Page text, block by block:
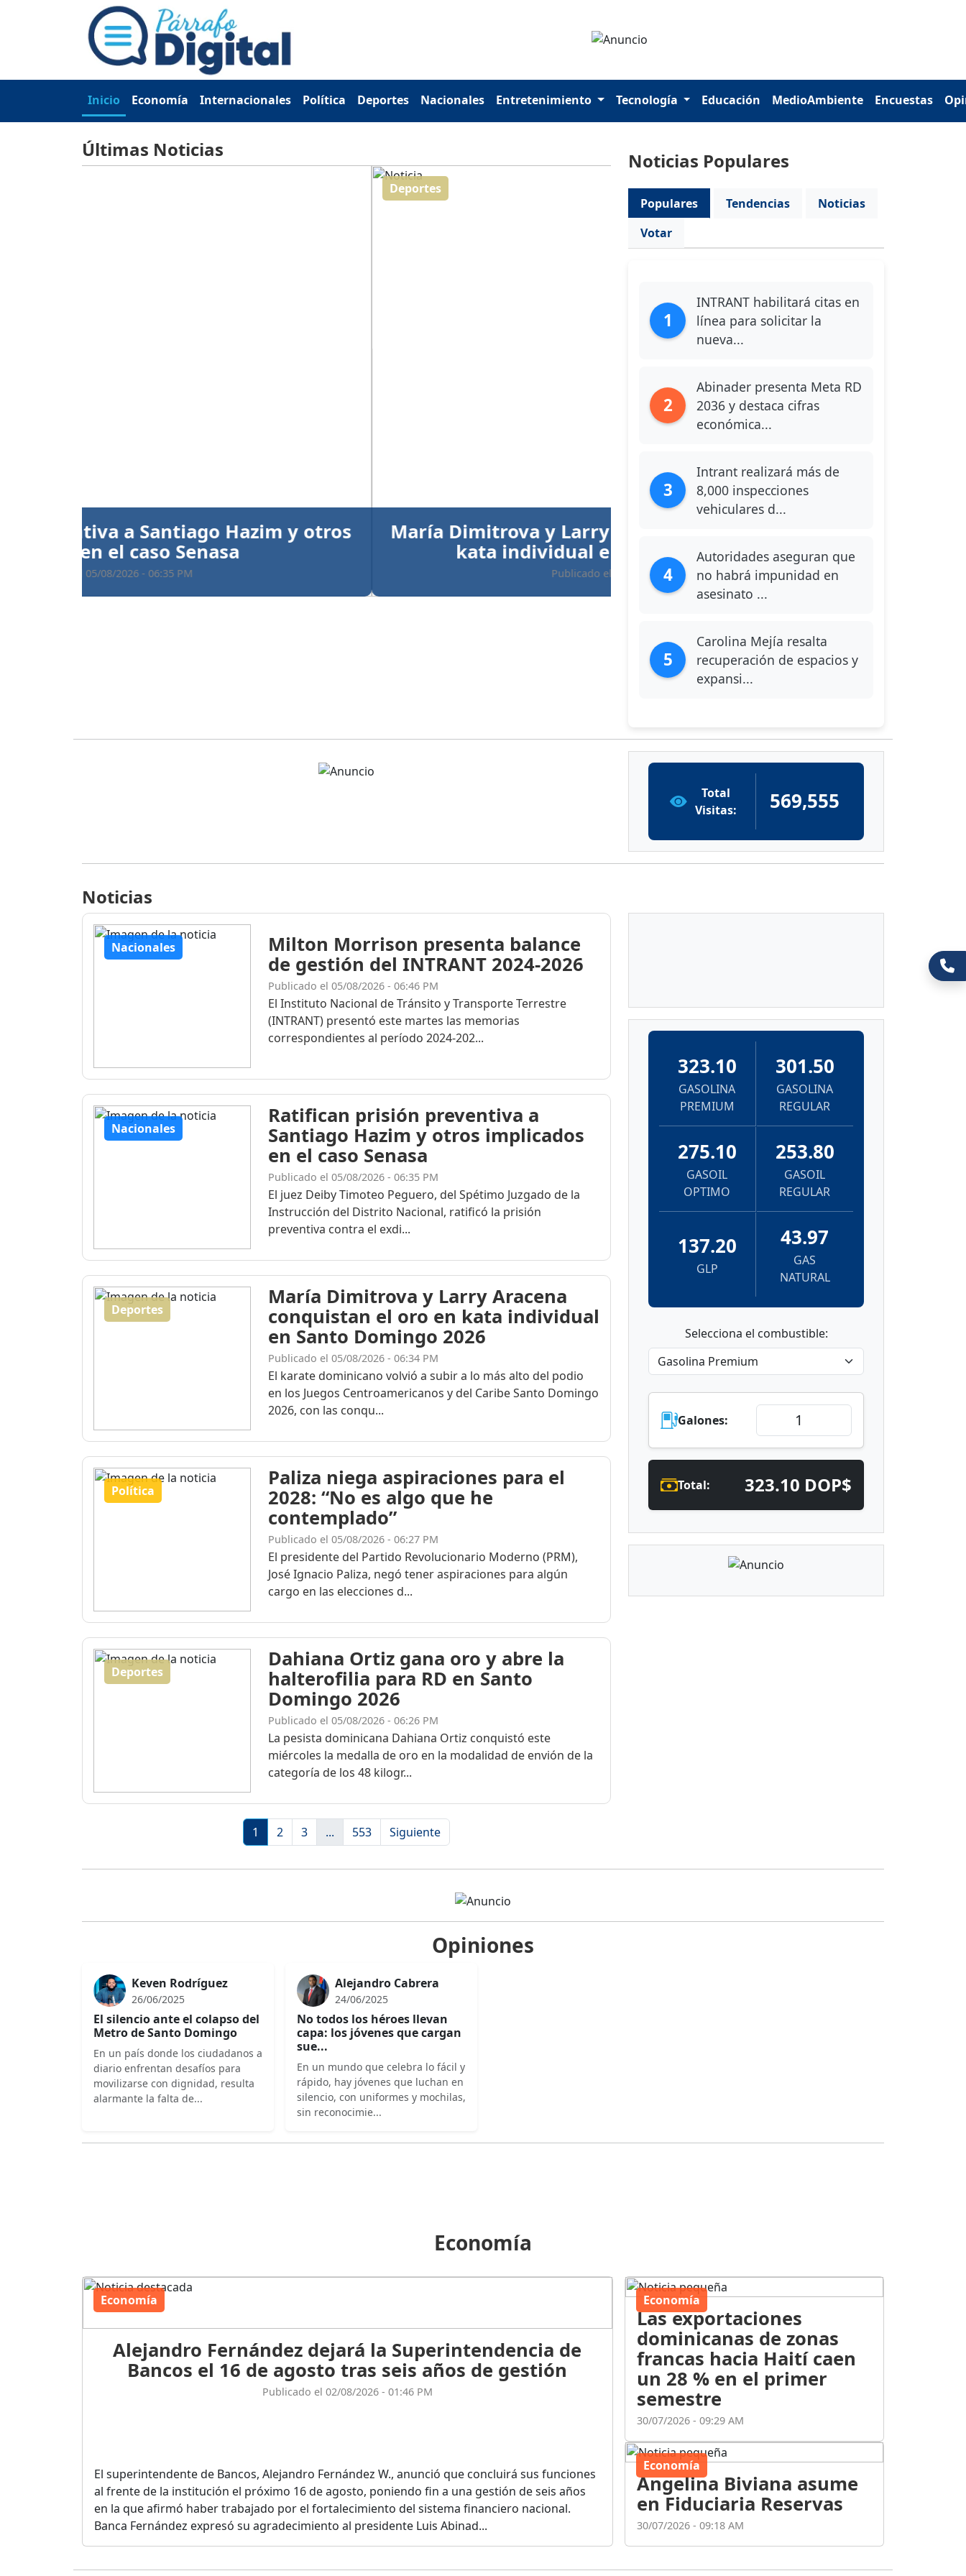
Inicio Economía Internacionales Política Deportes Nacionales Entretenimiento Tecnología Educación MedioAmbiente Encuestas
Últimas Noticias
María Dimitrova y Larry Aracena conquistan el oro en
kata individual en Santo Domingo 2026
Noticias Populares
Populares Tendencias
Noticias
Votar
1
INTRANT habilitará citas en
línea para solicitar la
nueva...
2
Abinader presenta Meta RD
2036 y destaca cifras
económica...
3
Intrant realizará más de
8,000 inspecciones
vehiculares d...
4
Autoridades aseguran que
no habrá impunidad en
asesinato ...
5
Carolina Mejía resalta
recuperación de espacios y
expansi...
Total
Visitas:
569,555
Noticias
Nacionales
Milton Morrison presenta balance
de gestión del INTRANT 2024-2026
Publicado el 05/08/2026 - 06:46 PM
El Instituto Nacional de Tránsito y Transporte Terrestre
(INTRANT) presentó este martes las memorias
correspondientes al período 2024-202...
Nacionales
Ratifican prisión preventiva a
Santiago Hazim y otros implicados
en el caso Senasa
Publicado el 05/08/2026 - 06:35 PM
El juez Deiby Timoteo Peguero, del Spétimo Juzgado de la
Instrucción del Distrito Nacional, ratificó la prisión
preventiva contra el exdi...
Deportes
María Dimitrova y Larry Aracena
conquistan el oro en kata individual
en Santo Domingo 2026
Publicado el 05/08/2026 - 06:34 PM
El karate dominicano volvió a subir a lo más alto del podio
en los Juegos Centroamericanos y del Caribe Santo Domingo
2026, con las conqu...
Política
Paliza niega aspiraciones para el
2028: “No es algo que he
contemplado”
Publicado el 05/08/2026 - 06:27 PM
El presidente del Partido Revolucionario Moderno (PRM),
José Ignacio Paliza, negó tener aspiraciones para algún
cargo en las elecciones d...
Deportes
Dahiana Ortiz gana oro y abre la
halterofilia para RD en Santo
Domingo 2026
Publicado el 05/08/2026 - 06:26 PM
La pesista dominicana Dahiana Ortiz conquistó este
miércoles la medalla de oro en la modalidad de envión de la
categoría de los 48 kilogr...
1 2 3 ... 553 Siguiente
323.10
GASOLINA
PREMIUM
301.50
GASOLINA
REGULAR
275.10
GASOIL
OPTIMO
253.80
GASOIL
REGULAR
137.20
GLP
43.97
GAS
NATURAL
Selecciona el combustible:
Galones:
Total: 323.10 DOP$
Opiniones
Keven Rodríguez
26/06/2025
El silencio ante el colapso del
Metro de Santo Domingo
En un país donde los ciudadanos a
diario enfrentan desafíos para
movilizarse con dignidad, resulta
alarmante la falta de...
Alejandro Cabrera
24/06/2025
No todos los héroes llevan
capa: los jóvenes que cargan
sue...
En un mundo que celebra lo fácil y
rápido, hay jóvenes que luchan en
silencio, con uniformes y mochilas,
sin reconocimie...
Economía
Economía
Alejandro Fernández dejará la Superintendencia de
Bancos el 16 de agosto tras seis años de gestión
Publicado el 02/08/2026 - 01:46 PM
El superintendente de Bancos, Alejandro Fernández W., anunció que concluirá sus funciones
al frente de la institución el próximo 16 de agosto, poniendo fin a una gestión de seis años
en la que afirmó haber trabajado por el fortalecimiento del sistema financiero nacional.
Banca Fernández expresó su agradecimiento al presidente Luis Abinad...
Economía
Las exportaciones
dominicanas de zonas
francas hacia Haití caen
un 28 % en el primer
semestre
30/07/2026 - 09:29 AM
Economía
Angelina Biviana asume
en Fiduciaria Reservas
30/07/2026 - 09:18 AM